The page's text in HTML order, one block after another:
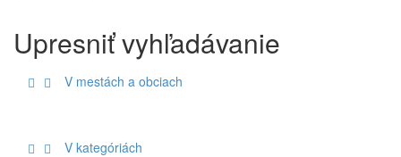
Upresniť vyhľadávanie
V mestách a obciach
V kategóriách